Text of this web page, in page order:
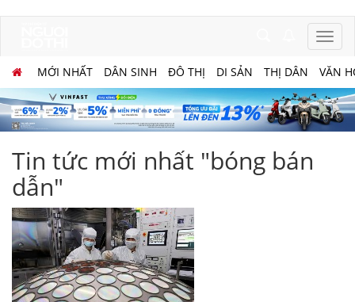
MỚI NHẤT DÂN SINH ĐÔ THỊ DI SẢN THỊ DÂN VĂN
Tin tức mới nhất "bóng bán
dẫn"